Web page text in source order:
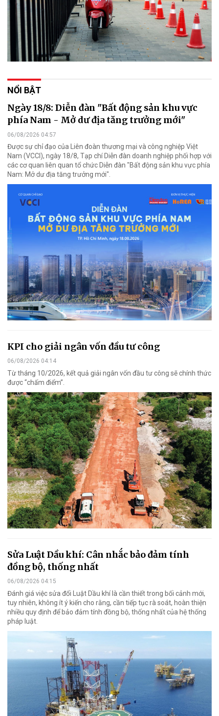
NỔI BẬT
Ngày 18/8: Diễn đàn "Bất động sản khu vực
phía Nam - Mở dư địa tăng trưởng mới"
06/08/2026 04:57
Được sự chỉ đạo của Liên đoàn thương mại và công nghiệp Việt
Nam (VCCI), ngày 18/8, Tạp chí Diễn đàn doanh nghiệp phối hợp với
các cơ quan liên quan tổ chức Diễn đàn "Bất động sản khu vực phía
Nam: Mở dư địa tăng trưởng mới".
KPI cho giải ngân vốn đầu tư công
06/08/2026 04:14
Từ tháng 10/2026, kết quả giải ngân vốn đầu tư công sẽ chính thức
được “chấm điểm”.
Sửa Luật Dầu khí: Cân nhắc bảo đảm tính
đồng bộ, thống nhất
06/08/2026 04:15
Đánh giá việc sửa đổi Luật Dầu khí là cần thiết trong bối cảnh mới,
tuy nhiên, không ít ý kiến cho rằng, cần tiếp tục rà soát, hoàn thiện
nhiều quy định để bảo đảm tính đồng bộ, thống nhất của hệ thống
pháp luật.